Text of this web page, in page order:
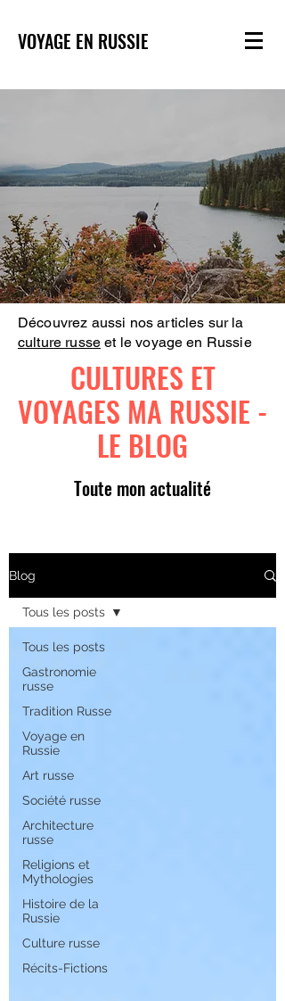
VOYAGE EN RUSSIE
Découvrez aussi nos articles sur la
culture russe et le voyage en Russie
CULTURES ET
VOYAGES MA RUSSIE -
LE BLOG
Toute mon actualité
Blog
Tous les posts
Gastronomie
russe
Tradition Russe
Voyage en
Russie
Art russe
Société russe
Architecture
russe
Religions et
Mythologies
Histoire de la
Russie
Culture russe
Récits-Fictions
Tous les posts